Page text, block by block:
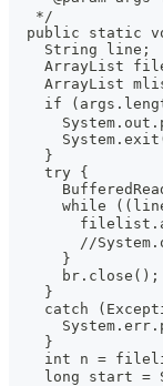
   */
public static
    String line;
ArrayList
ArrayList
if
    }
    try {
while
//
      }
      br.close();
    }
catch
    }
int n =
long start =